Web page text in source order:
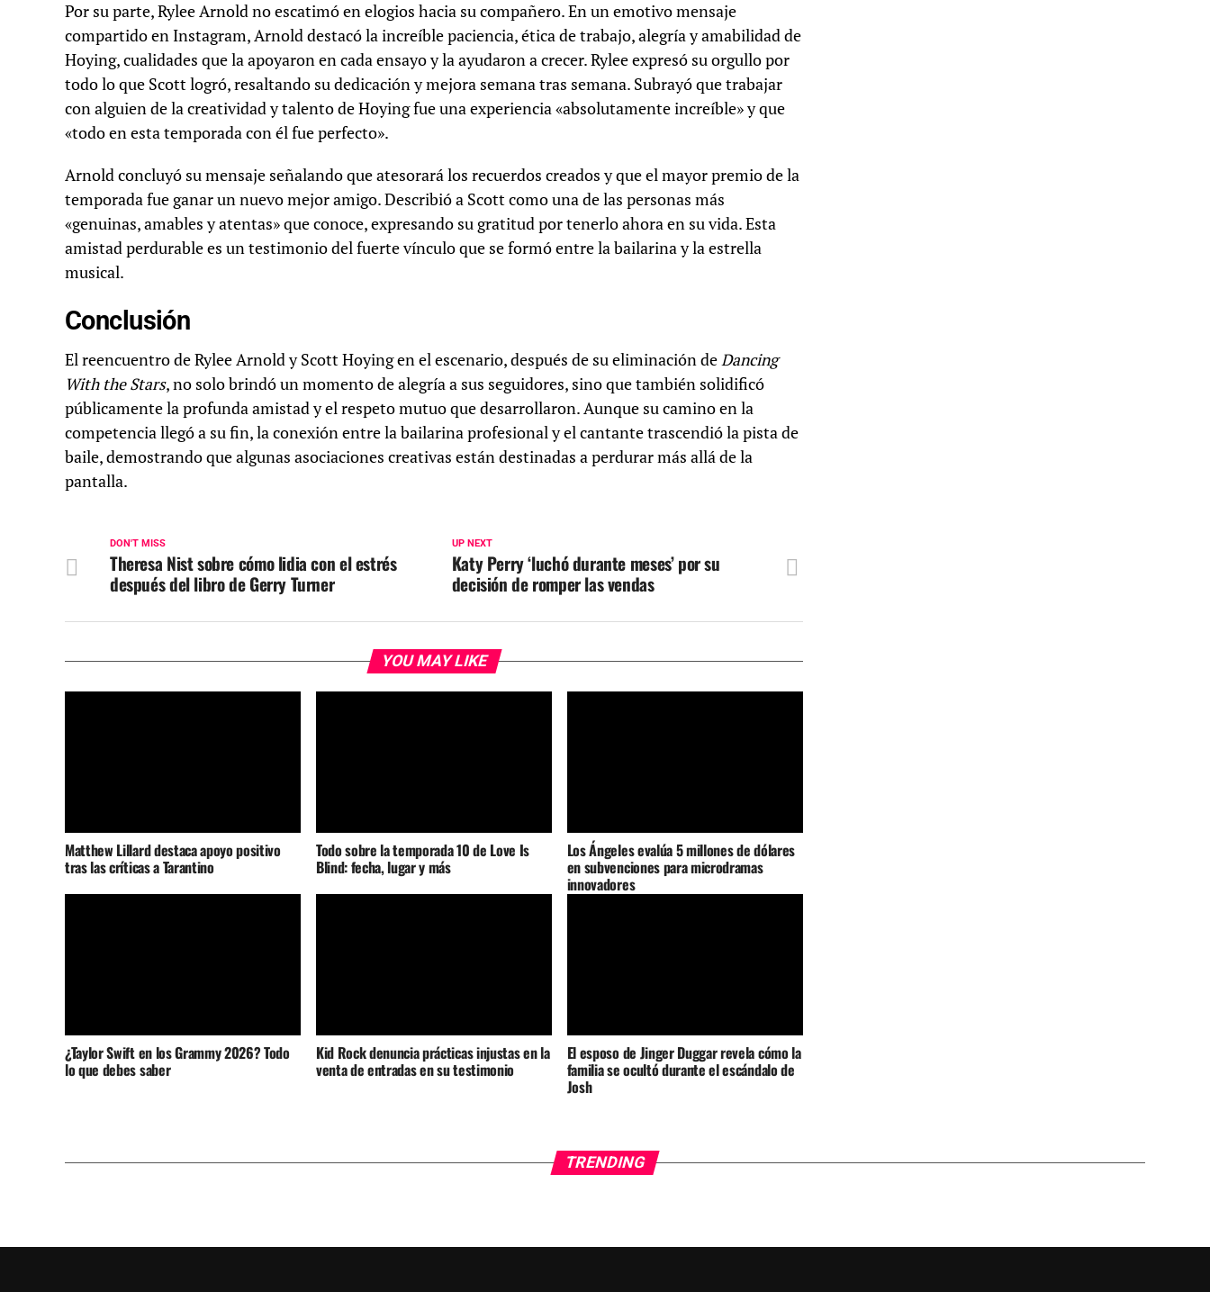
Por su parte, Rylee Arnold no escatimó en elogios hacia su compañero. En un emotivo mensaje
compartido en Instagram, Arnold destacó la increíble paciencia, ética de trabajo, alegría y amabilidad de
Hoying, cualidades que la apoyaron en cada ensayo y la ayudaron a crecer. Rylee expresó su orgullo por
todo lo que Scott logró, resaltando su dedicación y mejora semana tras semana. Subrayó que trabajar
con alguien de la creatividad y talento de Hoying fue una experiencia «absolutamente increíble» y que
«todo en esta temporada con él fue perfecto».
Arnold concluyó su mensaje señalando que atesorará los recuerdos creados y que el mayor premio de la
temporada fue ganar un nuevo mejor amigo. Describió a Scott como una de las personas más
«genuinas, amables y atentas» que conoce, expresando su gratitud por tenerlo ahora en su vida. Esta
amistad perdurable es un testimonio del fuerte vínculo que se formó entre la bailarina y la estrella
musical.
Conclusión
El reencuentro de Rylee Arnold y Scott Hoying en el escenario, después de su eliminación deDancing
With the Stars, no solo brindó un momento de alegría a sus seguidores, sino que también solidificó
públicamente la profunda amistad y el respeto mutuo que desarrollaron. Aunque su camino en la
competencia llegó a su fin, la conexión entre la bailarina profesional y el cantante trascendió la pista de
baile, demostrando que algunas asociaciones creativas están destinadas a perdurar más allá de la
pantalla.
UP NEXT
Katy Perry ‘luchó durante meses’ por su
decisión de romper las vendas
DON'T MISS
Theresa Nist sobre cómo lidia con el estrés
después del libro de Gerry Turner
YOU MAY LIKE
Matthew Lillard destaca apoyo positivo
tras las críticas a Tarantino
Todo sobre la temporada 10 de Love Is
Blind: fecha, lugar y más
Los Ángeles evalúa 5 millones de dólares
en subvenciones para microdramas
innovadores
¿Taylor Swift en los Grammy 2026? Todo
lo que debes saber
Kid Rock denuncia prácticas injustas en la
venta de entradas en su testimonio
El esposo de Jinger Duggar revela cómo la
familia se ocultó durante el escándalo de
Josh
TRENDING